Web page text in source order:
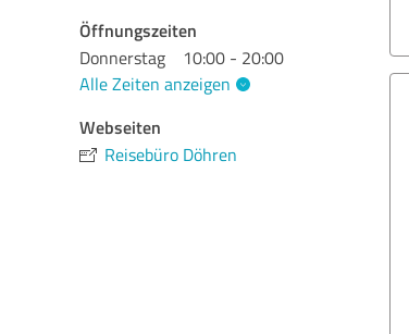
Öffnungszeiten
Donnerstag
10:00 - 20:00
Alle Zeiten anzeigen
Webseiten
Reisebüro Döhren